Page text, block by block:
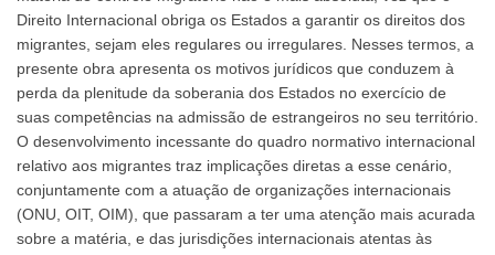
Direito Internacional obriga os Estados a garantir os direitos dos
migrantes, sejam eles regulares ou irregulares. Nesses termos, a
presente obra apresenta os motivos jurídicos que conduzem à
perda da plenitude da soberania dos Estados no exercício de
suas competências na admissão de estrangeiros no seu território.
O desenvolvimento incessante do quadro normativo internacional
relativo aos migrantes traz implicações diretas a esse cenário,
conjuntamente com a atuação de organizações internacionais
(ONU, OIT, OIM), que passaram a ter uma atenção mais acurada
sobre a matéria, e das jurisdições internacionais atentas às